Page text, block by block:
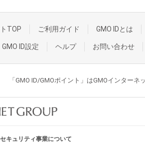
TOP ご利用ガイド GMO IDとは
GMO ID設定 ヘルプ お問い合わせ
「GMO ID/GMOポイント」はGMOインター
キュリティ事業について